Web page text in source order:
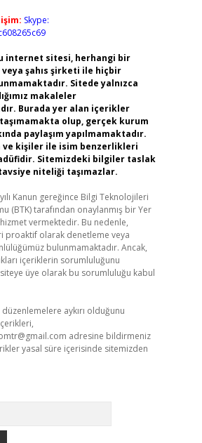
Skype:
internet sitesi, herhangi bir
şahıs şirketi ile hiçbir
Sitede yalnızca
makaleler
Burada yer alan içerikler
olup, gerçek kurum
paylaşım yapılmamaktadır.
ve kişiler ile isim benzerlikleri
Sitemizdeki bilgiler taslak
niteliği taşımazlar.
Kanun gereğince Bilgi Teknolojileri
(BTK) tarafından onaylanmış bir Yer
hizmet vermektedir. Bu nedenle,
proaktif olarak denetleme veya
bulunmamaktadır. Ancak,
içeriklerin sorumluluğunu
üye olarak bu sorumluluğu kabul
aykırı olduğunu
adresine bildirmeniz
yasal süre içerisinde sitemizden